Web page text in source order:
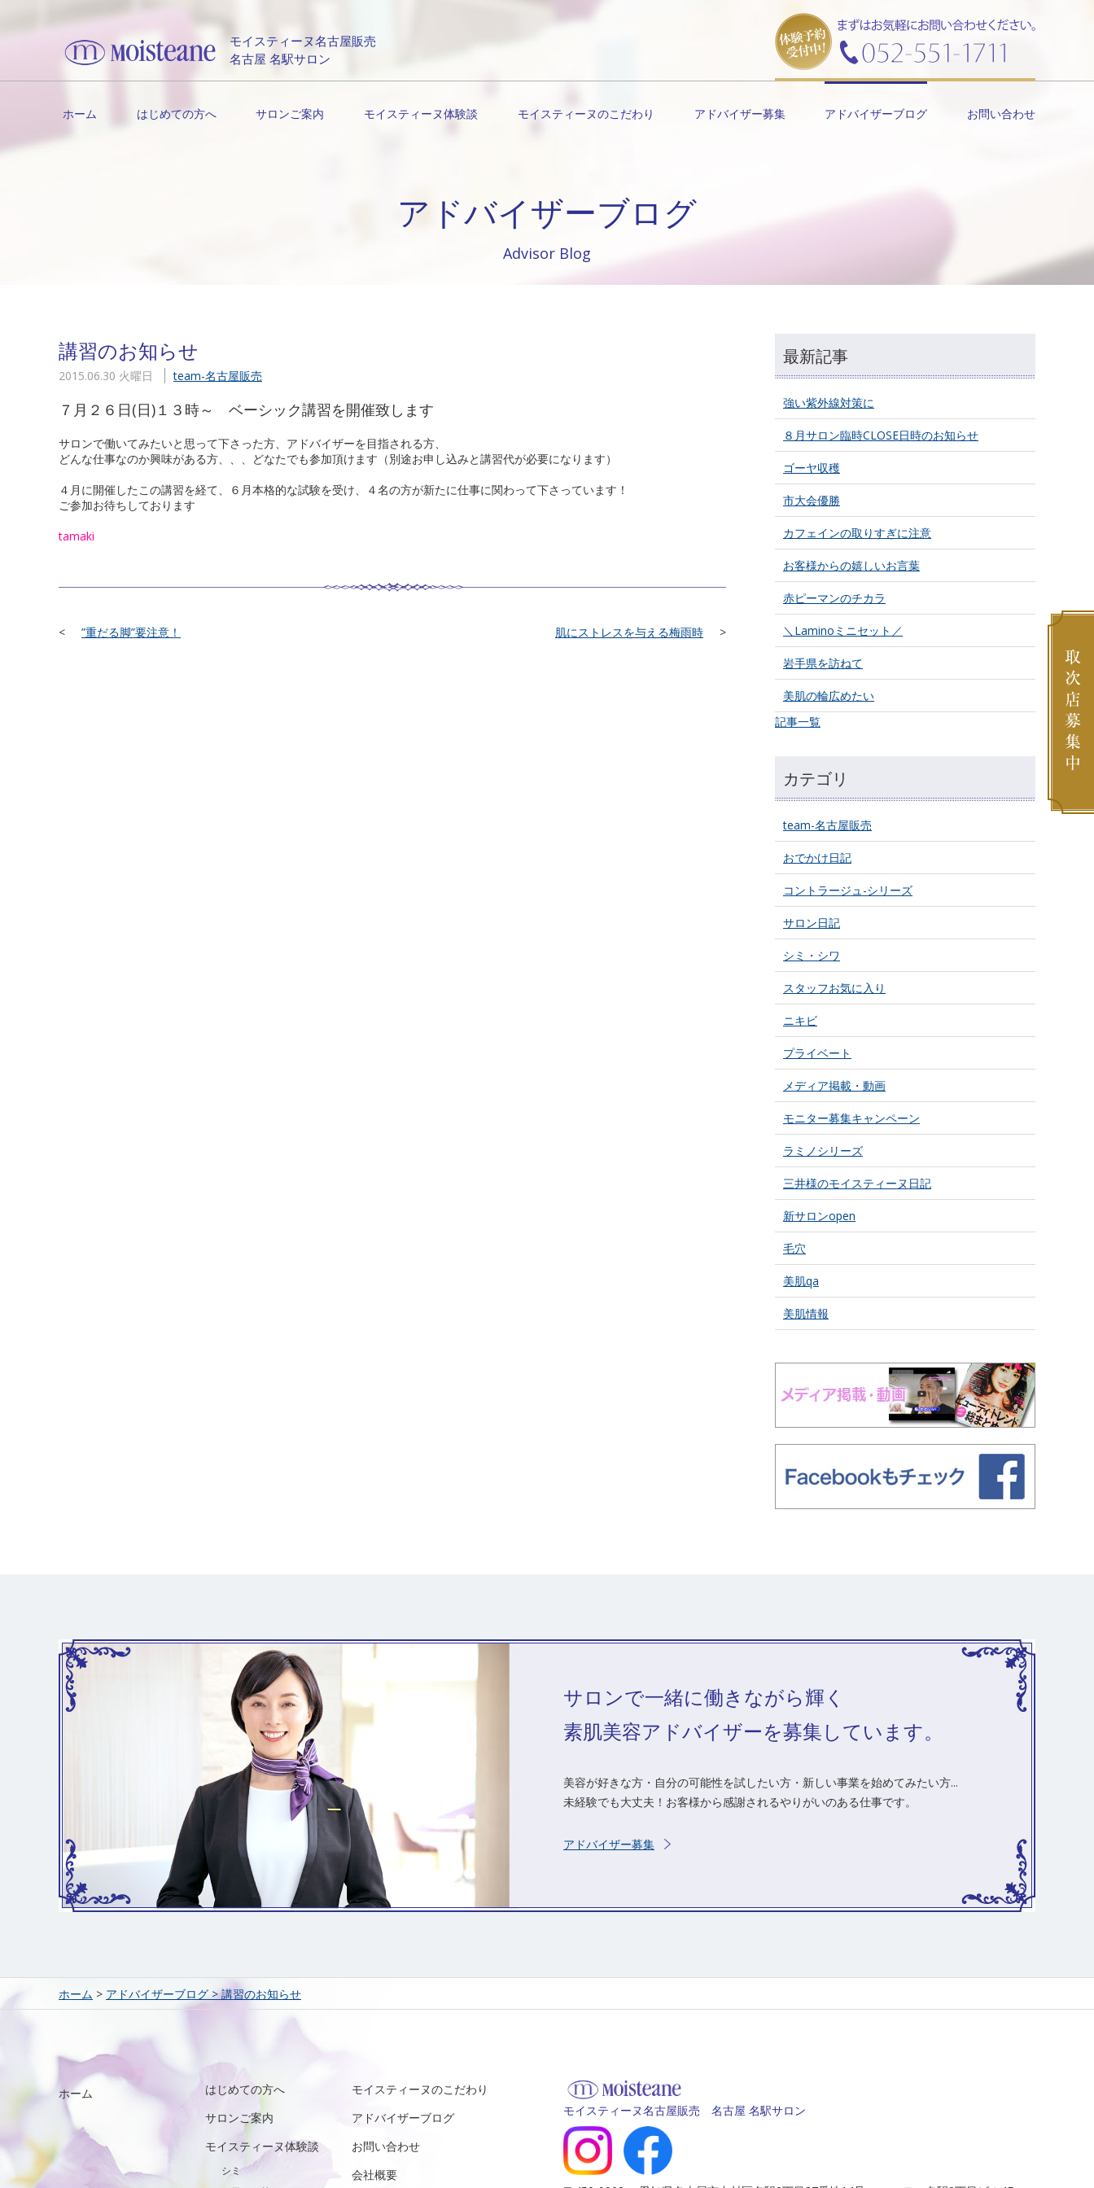
モイスティーヌ名古屋販売
名古屋 名駅サロン
ホーム はじめての方へ サロンご案内 モイスティーヌ体験談 モイスティーヌのこだわり アドバイザー募集 アドバイザーブログ お問い合わせ
アドバイザーブログ
Advisor Blog
講習のお知らせ
2015.06.30 火曜日 team-名古屋販売
７月２６日(日)１３時～ ベーシック講習を開催致します
サロンで働いてみたいと思って下さった方、アドバイザーを目指される方、
どんな仕事なのか興味がある方、、、どなたでも参加頂けます（別途お申し込みと講習代が必要になります）
４月に開催したこの講習を経て、６月本格的な試験を受け、４名の方が新たに仕事に関わって下さっています！
ご参加お待ちしております
tamaki
”重だる脚”要注意！ 肌にストレスを与える梅雨時
最新記事
強い紫外線対策に
８月サロン臨時CLOSE日時のお知らせ
ゴーヤ収穫
市大会優勝
カフェインの取りすぎに注意
お客様からの嬉しいお言葉
赤ピーマンのチカラ
＼Laminoミニセット／
岩手県を訪ねて
美肌の輪広めたい
記事一覧
カテゴリ
team-名古屋販売
おでかけ日記
コントラージュ-シリーズ
サロン日記
シミ・シワ
スタッフお気に入り
ニキビ
プライベート
メディア掲載・動画
モニター募集キャンペーン
ラミノシリーズ
三井様のモイスティーヌ日記
新サロンopen
毛穴
美肌qa
美肌情報
サロンで一緒に働きながら輝く
素肌美容アドバイザーを募集しています。
美容が好きな方・自分の可能性を試したい方・新しい事業を始めてみたい方...
未経験でも大丈夫！お客様から感謝されるやりがいのある仕事です。
アドバイザー募集
ホーム > アドバイザーブログ >講習のお知らせ
ホーム
はじめての方へ
サロンご案内
モイスティーヌ体験談
シミ
モイスティーヌのこだわり
アドバイザーブログ
お問い合わせ
会社概要
モイスティーヌ名古屋販売 名古屋 名駅サロン